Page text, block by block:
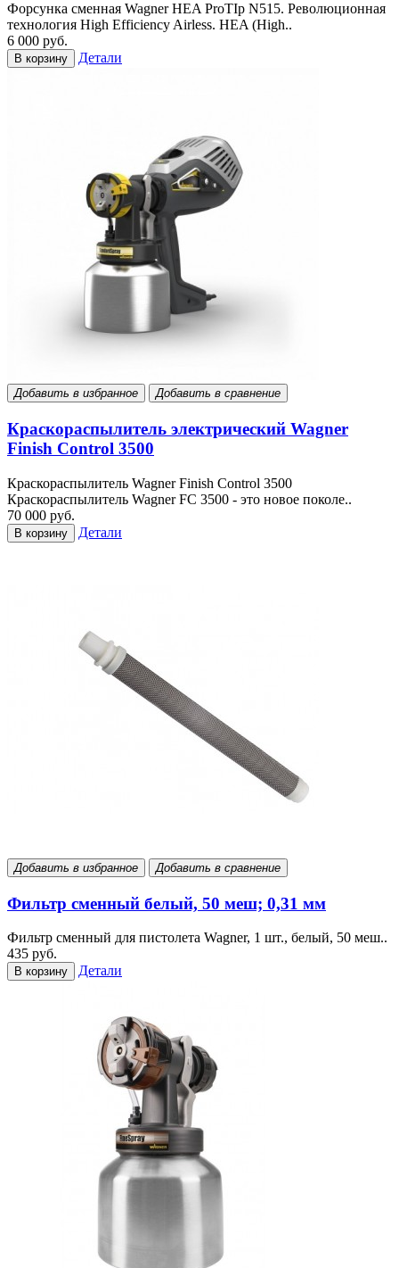
Форсунка сменная Wagner HEA ProTIp N515. Революционная
технология High Efficiency Airless. HEA (High..
6 000 руб.
В корзину Детали
Добавить в избранное Добавить в сравнение
Краскораспылитель электрический Wagner
Finish Control 3500
Краскораспылитель Wagner Finish Control 3500
Краскораспылитель Wagner FC 3500 - это новое поколе..
70 000 руб.
В корзину Детали
Добавить в избранное Добавить в сравнение
Фильтр сменный белый, 50 меш; 0,31 мм
Фильтр сменный для пистолета Wagner, 1 шт., белый, 50 меш..
435 руб.
В корзину Детали